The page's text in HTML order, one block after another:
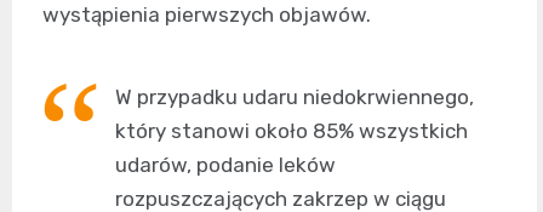
wystąpienia pierwszych objawów.
W przypadku udaru niedokrwiennego,
który stanowi około 85% wszystkich
udarów, podanie leków
rozpuszczających zakrzep w ciągu